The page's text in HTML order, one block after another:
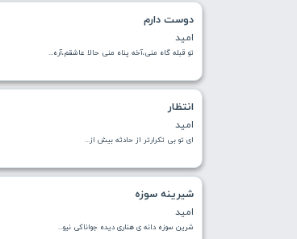
دوست دارم
امید
تو قبله گاه منی،آخه پناه منی حالا عاشقم،آره...
انتظار
امید
ای تو بی تکرارتر از حادثه بیش از...
شیرینه سوزه
امید
شرین سوزه دانه ی هناری دیده جواناکی نیو...